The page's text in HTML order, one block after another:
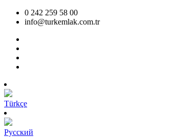
0 242 259 58 00
info@turkemlak.com.tr
Türkçe
Pусский